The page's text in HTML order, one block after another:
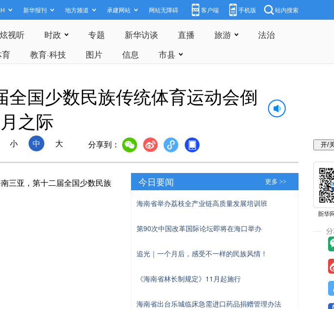
新华报刊 地方频道 承建网站 网站无障碍 客户端 手机版 站内搜索
炫视听 时政 专题 新华访谈 直播 旅游
法治
育 教育·科技 图片 信息 市县
国少数民族传统体育运动会倒
之际
小 中 大 分享到：
三亚，第十二届全国少数民族
今日要闻 更多 >>
海南省举办荔枝全产业链高质量发展培训班
第90次中国改革国际论坛即将在海口举办
追光｜一个月后，感受不一样的民族风情！
《海南省林长制规定》11月起施行
海南省出台乐城临床急需进口药品捐赠管理办法